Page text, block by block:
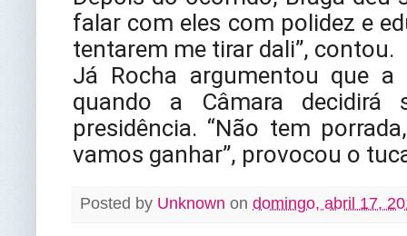
falar com eles com polidez e
tentarem me tirar dali”, contou.
Já Rocha argumentou que
quando a Câmara
presidência. “Não tem
vamos ganhar”, provocou o
Posted by Unknown on domingo, abril 17,